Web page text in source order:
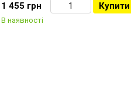
1 455 грн
Купити
В наявності